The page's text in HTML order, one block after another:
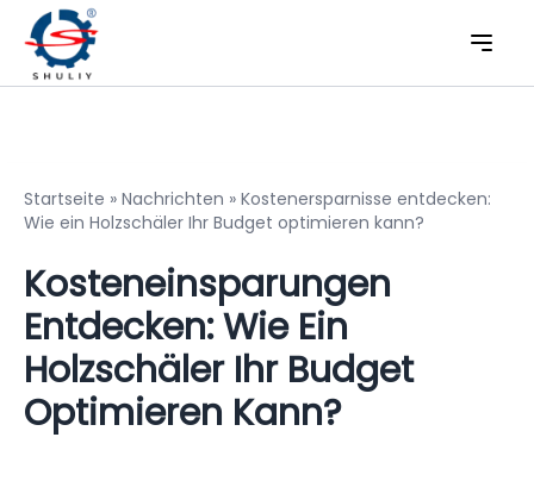
Startseite » Nachrichten » Kostenersparnisse entdecken:
Wie ein Holzschäler Ihr Budget optimieren kann?
Kosteneinsparungen
Entdecken: Wie Ein
Holzschäler Ihr Budget
Optimieren Kann?